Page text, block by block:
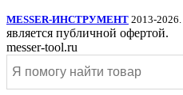
MESSER-ИНСТРУМЕНТ 2013-2026.
является публичной офертой.
messer-tool.ru